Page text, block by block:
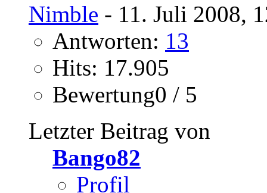
Nimble - 11. Juli 2008,
Antworten: 13
Hits: 17.905
Bewertung0 / 5
Letzter Beitrag von
Bango82
Profil